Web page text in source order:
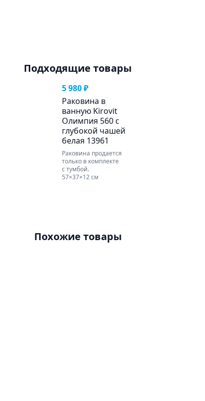
Подходящие товары
5 980 ₽
Раковина в
ванную Kirovit
Олимпия 560 с
глубокой чашей
белая 13961
Раковина продается
только в комплекте
с тумбой.
57×37×12 см
Похожие товары